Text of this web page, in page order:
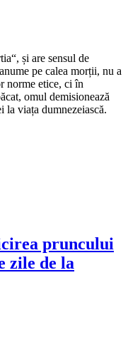
și are sensul de
pe calea morții, nu a
norme etice, ci în
omul demisionează
la viața dumnezeiască.
pruncului
zile de la